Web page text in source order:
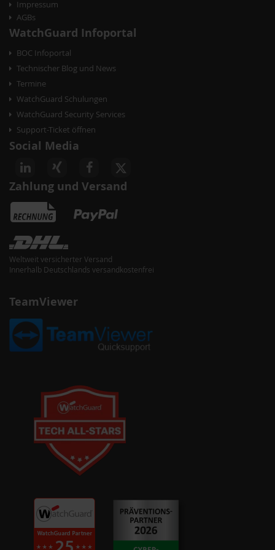
Impressum
AGBs
WatchGuard Infoportal
BOC Infoportal
Technischer Blog und News
Termine
WatchGuard Schulungen
WatchGuard Security Services
Support-Ticket öffnen
Social Media
Zahlung und Versand
Weltweit versicherter Versand
Innerhalb Deutschlands versandkostenfrei
TeamViewer